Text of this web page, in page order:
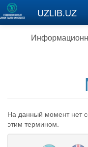
Перейти к основному
UZLIB.UZ
На данный момент нет
этим термином.